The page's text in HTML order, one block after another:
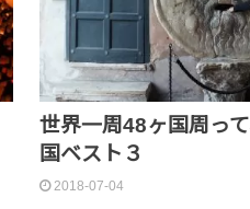
世界一周48ヶ国周っ
国ベスト３
2018-07-04